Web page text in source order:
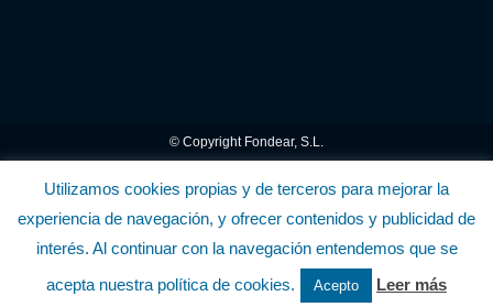
© Copyright Fondear, S.L.
Aunque se consideran exactas, declinamos toda responsabilidad sobre la
información y precios inscritos. Estas informaciones no son contractuales.
Política de privacidad y cookies .........................-......................... Política de utilización
Utilizamos cookies propias y de terceros para mejorar la
experiencia de navegación, y ofrecer contenidos y publicidad de
interés. Al continuar con la navegación entendemos que se
acepta nuestra política de cookies.
Acepto Leer más